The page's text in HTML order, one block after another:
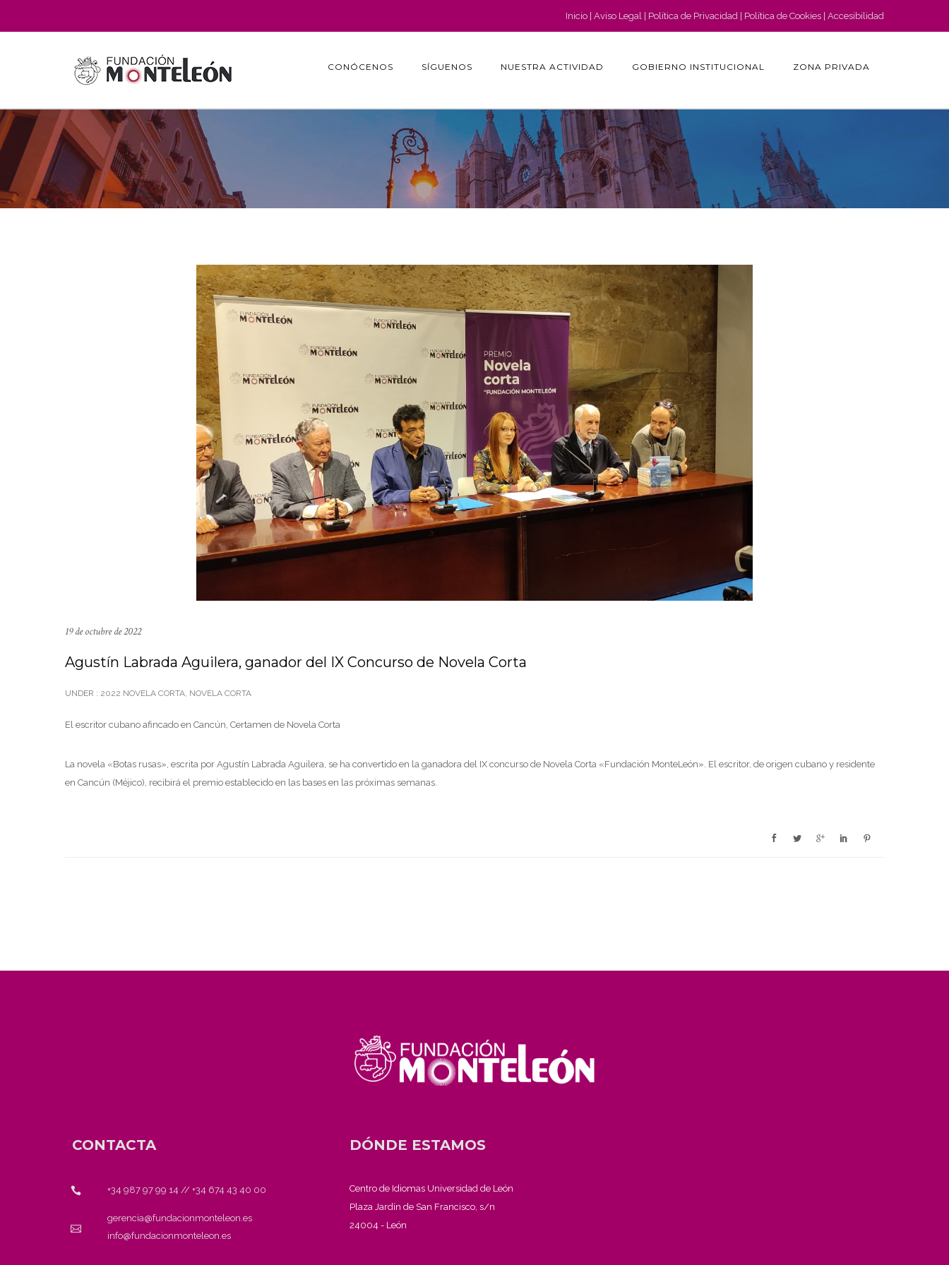
Inicio Aviso Legal Política de Privacidad Política de Cookies Accesibilidad
CONÓCENOS SÍGUENOS NUESTRA ACTIVIDAD GOBIERNO INSTITUCIONAL ZONA PRIVADA
19 de octubre de 2022
Agustín Labrada Aguilera, ganador del IX Concurso de Novela Corta
UNDER : 2022 NOVELA CORTA, NOVELA CORTA
El escritor cubano afincado en Cancún, Certamen de Novela Corta
La novela «Botas rusas», escrita por Agustín Labrada Aguilera, se ha convertido en la ganadora del IX concurso de Novela Corta «Fundación MonteLeón». El escritor, de origen cubano y residente
en Cancún (Méjico), recibirá el premio establecido en las bases en las próximas semanas.
CONTACTA
+34 987 97 99 14 // +34 674 43 40 00
gerencia@fundacionmonteleon.es
info@fundacionmonteleon.es
DÓNDE ESTAMOS
Centro de Idiomas Universidad de León
Plaza Jardín de San Francisco, s/n
24004 - León